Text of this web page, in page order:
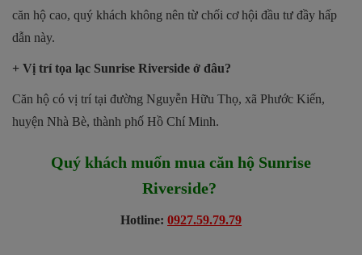
căn hộ cao, quý khách không nên từ chối cơ hội đầu tư đầy hấp
dẫn này.
+ Vị trí tọa lạc Sunrise Riverside ở đâu?
Căn hộ có vị trí tại đường Nguyễn Hữu Thọ, xã Phước Kiến,
huyện Nhà Bè, thành phố Hồ Chí Minh.
Quý khách muốn mua căn hộ Sunrise
Riverside?
Hotline: 0927.59.79.79